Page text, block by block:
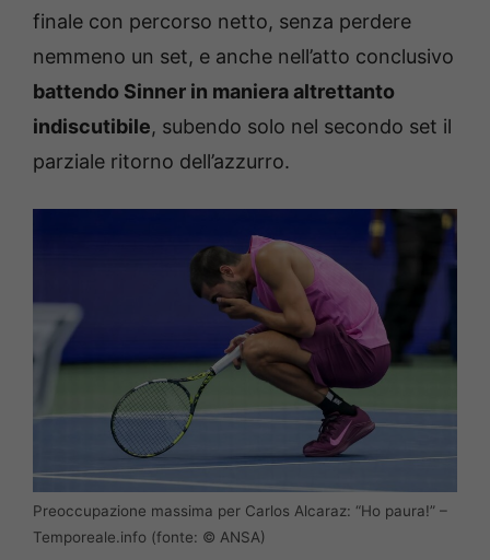
finale con percorso netto, senza perdere
nemmeno un set, e anche nell’atto conclusivo
battendo Sinner in maniera altrettanto
indiscutibile, subendo solo nel secondo set il
parziale ritorno dell’azzurro.
Preoccupazione massima per Carlos Alcaraz: “Ho paura!” –
Temporeale.info (fonte: © ANSA)